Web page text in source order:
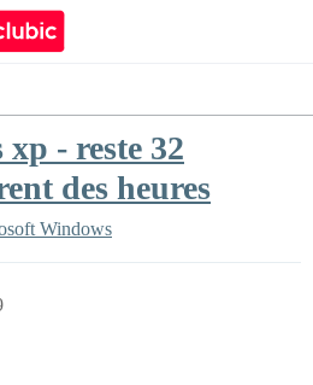
- reste 32
des heures
Windows